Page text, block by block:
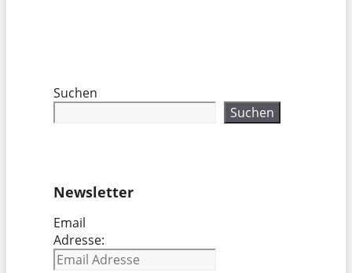
Suchen
Suchen
Newsletter
Email
Adresse: